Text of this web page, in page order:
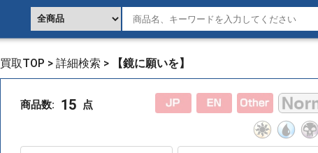
買取TOP > 詳細検索 > 【鏡に願いを】
商品数: 15 点